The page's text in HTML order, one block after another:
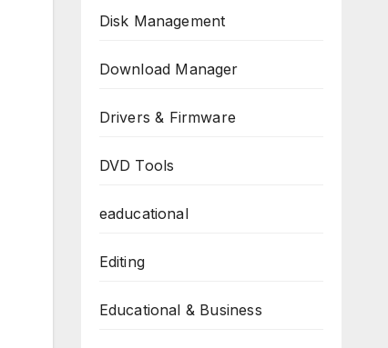
Disk Management
Download Manager
Drivers & Firmware
DVD Tools
eaducational
Editing
Educational & Business